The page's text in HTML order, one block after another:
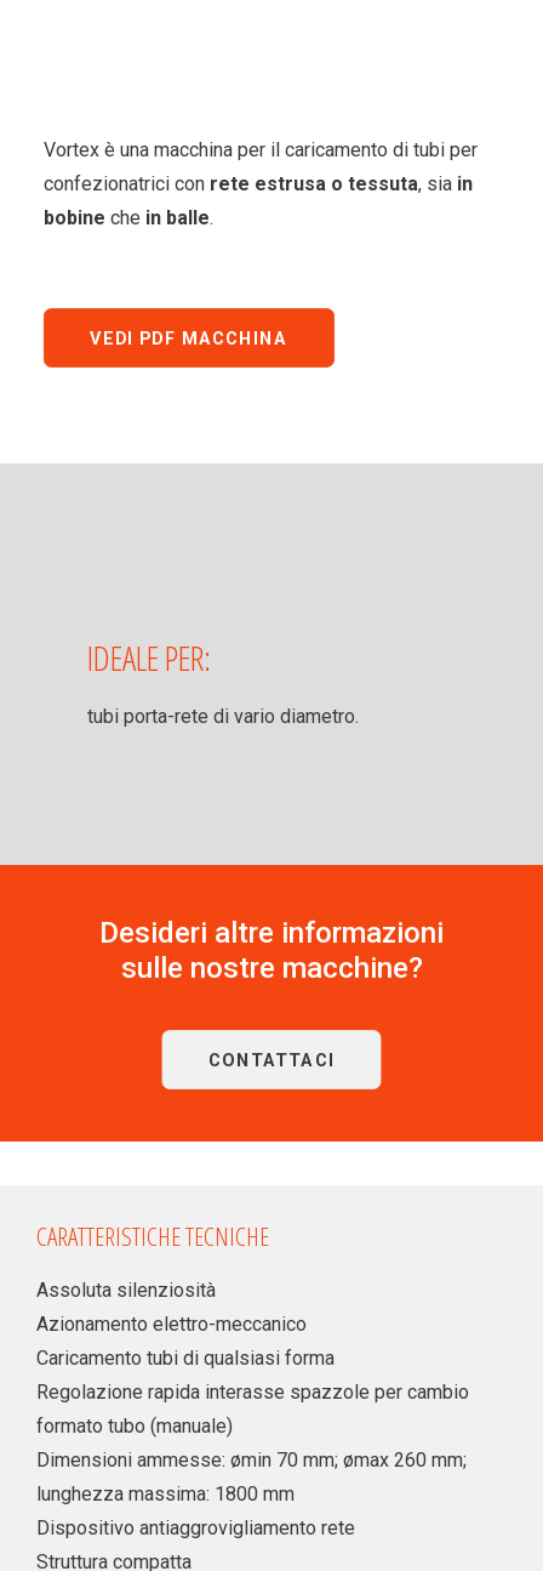
Vortex è una macchina per il caricamento di tubi per
confezionatrici con rete estrusa o tessuta, sia in
bobine che in balle.
VEDI PDF MACCHINA
IDEALE PER:
tubi porta-rete di vario diametro.
Desideri altre informazioni
sulle nostre macchine?
CONTATTACI
CARATTERISTICHE TECNICHE
Assoluta silenziosità
Azionamento elettro-meccanico
Caricamento tubi di qualsiasi forma
Regolazione rapida interasse spazzole per cambio
formato tubo (manuale)
Dimensioni ammesse: ømin 70 mm; ømax 260 mm;
lunghezza massima: 1800 mm
Dispositivo antiaggrovigliamento rete
Struttura compatta